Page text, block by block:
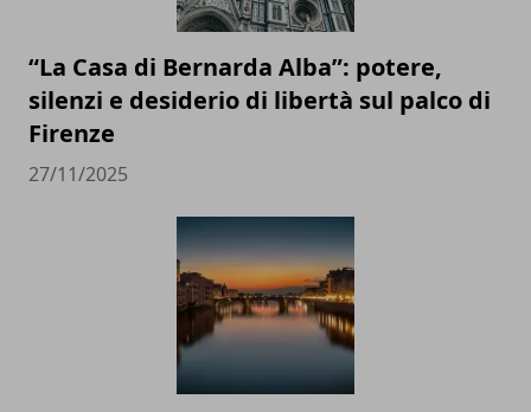
“La Casa di Bernarda Alba”: potere,
silenzi e desiderio di libertà sul palco di
Firenze
27/11/2025